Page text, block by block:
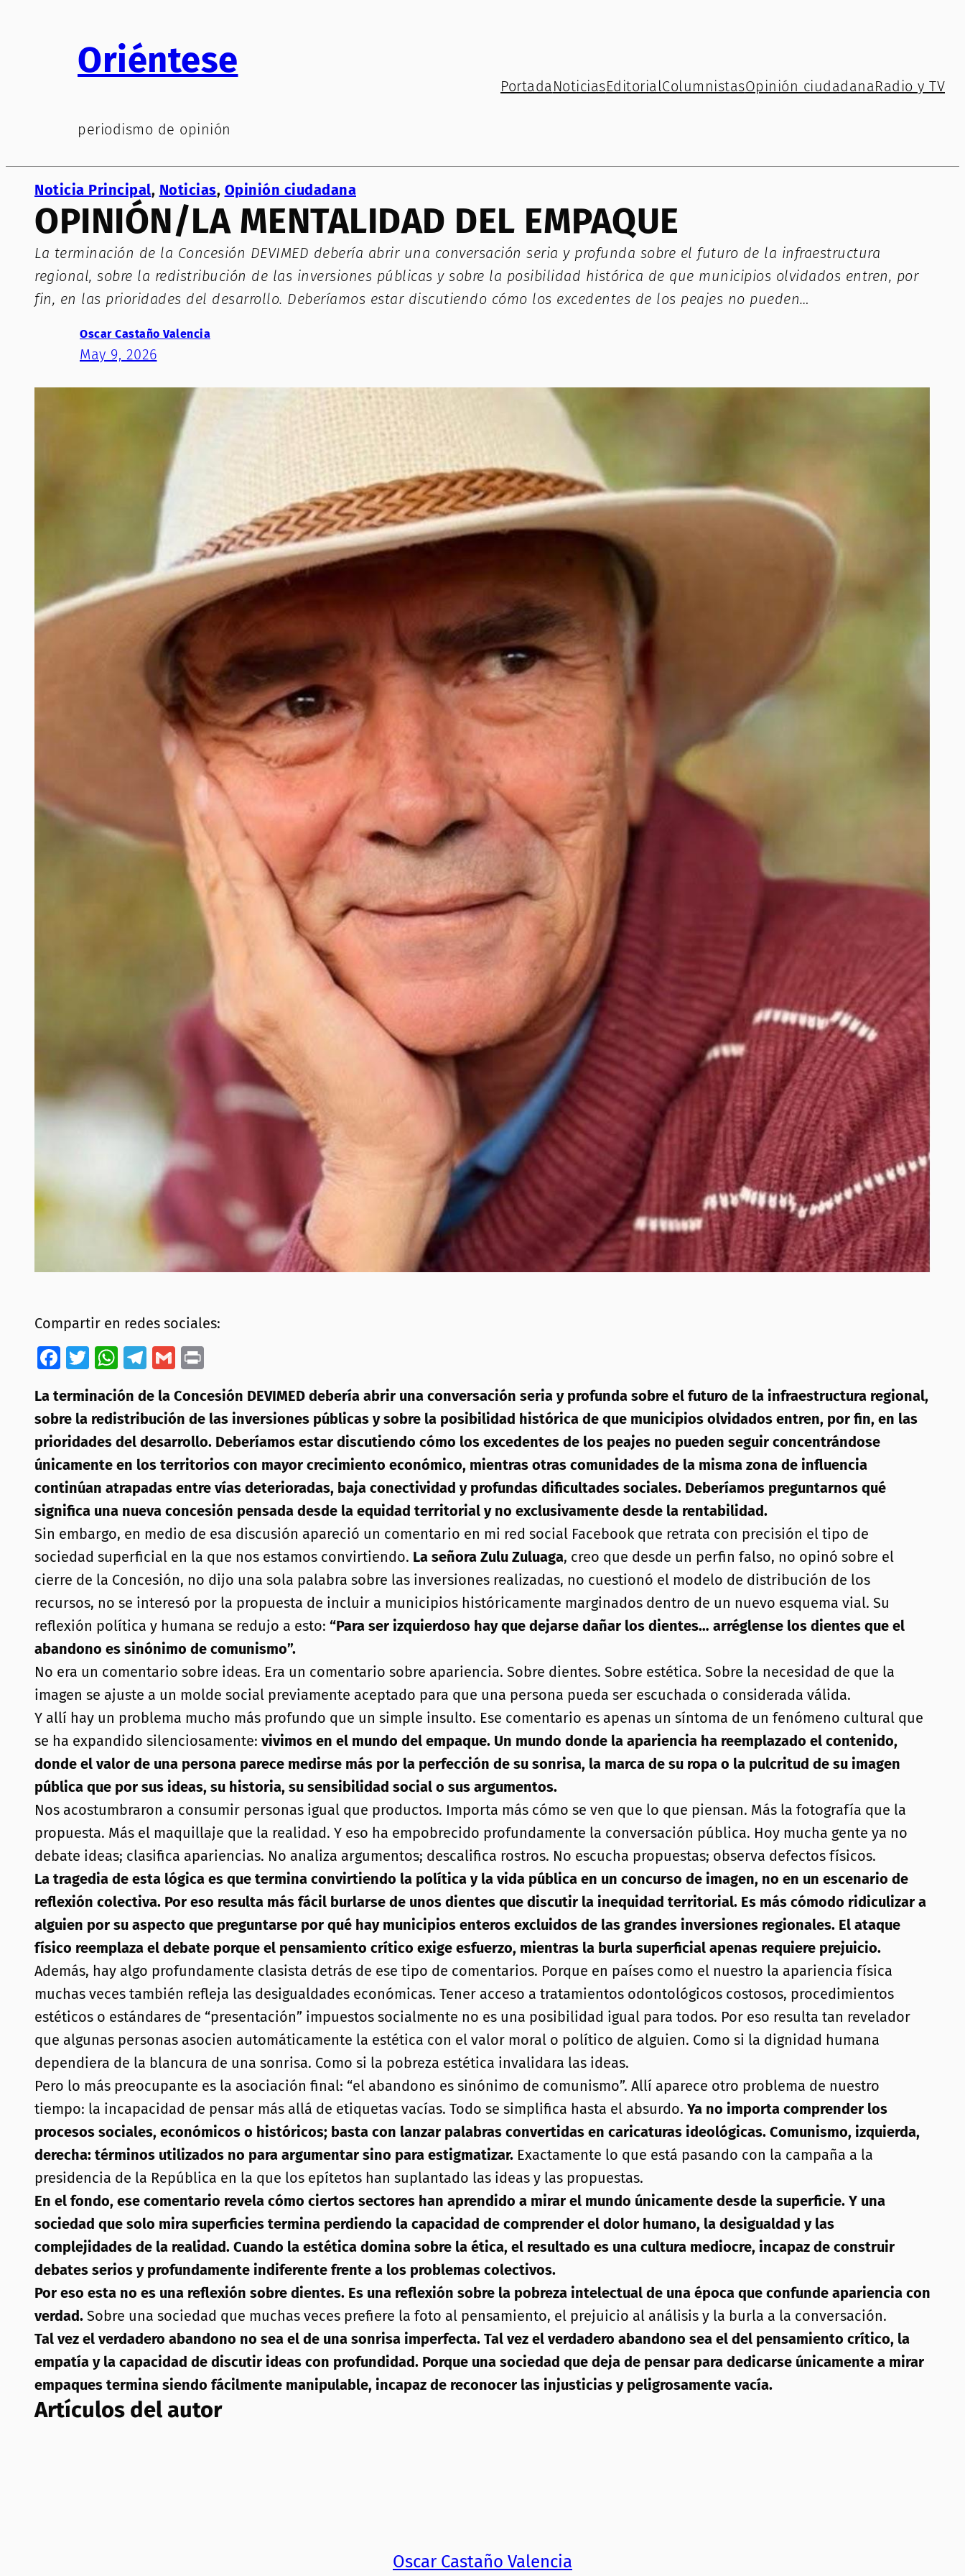
Oriéntese
periodismo de opinión
Portada NoticiasEditorialColumnistasOpinión ciudadanaRadio y TV
Noticia Principal, Noticias, Opinión ciudadana
OPINIÓN/LA MENTALIDAD DEL EMPAQUE
La terminación de la Concesión DEVIMED debería abrir una conversación seria y profunda sobre el futuro de la infraestructura
regional, sobre la redistribución de las inversiones públicas y sobre la posibilidad histórica de que municipios olvidados entren, por
fin, en las prioridades del desarrollo. Deberíamos estar discutiendo cómo los excedentes de los peajes no pueden…
Oscar Castaño Valencia
May 9, 2026
Compartir en redes sociales:
Facebook
Twitter
WhatsApp
Telegram
Gmail
La terminación de la Concesión DEVIMED debería abrir una conversación seria y profunda sobre el futuro de la infraestructura regional,
sobre la redistribución de las inversiones públicas y sobre la posibilidad histórica de que municipios olvidados entren, por fin, en las
prioridades del desarrollo. Deberíamos estar discutiendo cómo los excedentes de los peajes no pueden seguir concentrándose
únicamente en los territorios con mayor crecimiento económico, mientras otras comunidades de la misma zona de influencia
continúan atrapadas entre vías deterioradas, baja conectividad y profundas dificultades sociales. Deberíamos preguntarnos qué
significa una nueva concesión pensada desde la equidad territorial y no exclusivamente desde la rentabilidad.
Sin embargo, en medio de esa discusión apareció un comentario en mi red social Facebook que retrata con precisión el tipo de
sociedad superficial en la que nos estamos convirtiendo. La señora Zulu Zuluaga, creo que desde un perfin falso, no opinó sobre el
cierre de la Concesión, no dijo una sola palabra sobre las inversiones realizadas, no cuestionó el modelo de distribución de los
recursos, no se interesó por la propuesta de incluir a municipios históricamente marginados dentro de un nuevo esquema vial. Su
reflexión política y humana se redujo a esto: “Para ser izquierdoso hay que dejarse dañar los dientes… arréglense los dientes que el
abandono es sinónimo de comunismo”.
No era un comentario sobre ideas. Era un comentario sobre apariencia. Sobre dientes. Sobre estética. Sobre la necesidad de que la
imagen se ajuste a un molde social previamente aceptado para que una persona pueda ser escuchada o considerada válida.
Y allí hay un problema mucho más profundo que un simple insulto. Ese comentario es apenas un síntoma de un fenómeno cultural que
se ha expandido silenciosamente: vivimos en el mundo del empaque. Un mundo donde la apariencia ha reemplazado el contenido,
donde el valor de una persona parece medirse más por la perfección de su sonrisa, la marca de su ropa o la pulcritud de su imagen
pública que por sus ideas, su historia, su sensibilidad social o sus argumentos.
Nos acostumbraron a consumir personas igual que productos. Importa más cómo se ven que lo que piensan. Más la fotografía que la
propuesta. Más el maquillaje que la realidad. Y eso ha empobrecido profundamente la conversación pública. Hoy mucha gente ya no
debate ideas; clasifica apariencias. No analiza argumentos; descalifica rostros. No escucha propuestas; observa defectos físicos.
La tragedia de esta lógica es que termina convirtiendo la política y la vida pública en un concurso de imagen, no en un escenario de
reflexión colectiva. Por eso resulta más fácil burlarse de unos dientes que discutir la inequidad territorial. Es más cómodo ridiculizar a
alguien por su aspecto que preguntarse por qué hay municipios enteros excluidos de las grandes inversiones regionales. El ataque
físico reemplaza el debate porque el pensamiento crítico exige esfuerzo, mientras la burla superficial apenas requiere prejuicio.
Además, hay algo profundamente clasista detrás de ese tipo de comentarios. Porque en países como el nuestro la apariencia física
muchas veces también refleja las desigualdades económicas. Tener acceso a tratamientos odontológicos costosos, procedimientos
estéticos o estándares de “presentación” impuestos socialmente no es una posibilidad igual para todos. Por eso resulta tan revelador
que algunas personas asocien automáticamente la estética con el valor moral o político de alguien. Como si la dignidad humana
dependiera de la blancura de una sonrisa. Como si la pobreza estética invalidara las ideas.
Pero lo más preocupante es la asociación final: “el abandono es sinónimo de comunismo”. Allí aparece otro problema de nuestro
tiempo: la incapacidad de pensar más allá de etiquetas vacías. Todo se simplifica hasta el absurdo. Ya no importa comprender los
procesos sociales, económicos o históricos; basta con lanzar palabras convertidas en caricaturas ideológicas. Comunismo, izquierda,
derecha: términos utilizados no para argumentar sino para estigmatizar. Exactamente lo que está pasando con la campaña a la
presidencia de la República en la que los epítetos han suplantado las ideas y las propuestas.
En el fondo, ese comentario revela cómo ciertos sectores han aprendido a mirar el mundo únicamente desde la superficie. Y una
sociedad que solo mira superficies termina perdiendo la capacidad de comprender el dolor humano, la desigualdad y las
complejidades de la realidad. Cuando la estética domina sobre la ética, el resultado es una cultura mediocre, incapaz de construir
debates serios y profundamente indiferente frente a los problemas colectivos.
Por eso esta no es una reflexión sobre dientes. Es una reflexión sobre la pobreza intelectual de una época que confunde apariencia con
verdad. Sobre una sociedad que muchas veces prefiere la foto al pensamiento, el prejuicio al análisis y la burla a la conversación.
Tal vez el verdadero abandono no sea el de una sonrisa imperfecta. Tal vez el verdadero abandono sea el del pensamiento crítico, la
empatía y la capacidad de discutir ideas con profundidad. Porque una sociedad que deja de pensar para dedicarse únicamente a mirar
empaques termina siendo fácilmente manipulable, incapaz de reconocer las injusticias y peligrosamente vacía.
Artículos del autor
Oscar Castaño Valencia